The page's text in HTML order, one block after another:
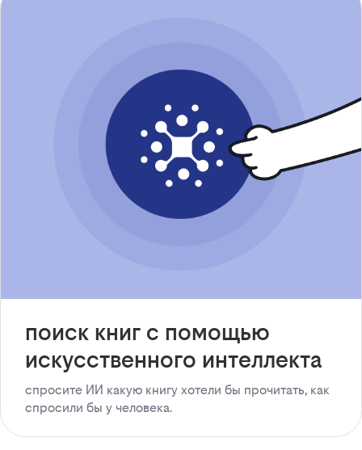
поиск книг с помощью
искусственного интеллекта
спросите ИИ какую книгу хотели бы прочитать, как
спросили бы у человека.